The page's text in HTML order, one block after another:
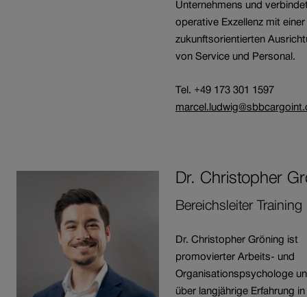
Unternehmens und
operative Exzellenz mit einer
zukunftsorientierten
von Service und Personal.
Tel. +49 173 301 1597
Dr. Christopher
Bereichsleiter Training
Dr. Christopher Gröning ist
promovierter Arbeits- und
Organisationspsychologe
über langjährige Erfahrung